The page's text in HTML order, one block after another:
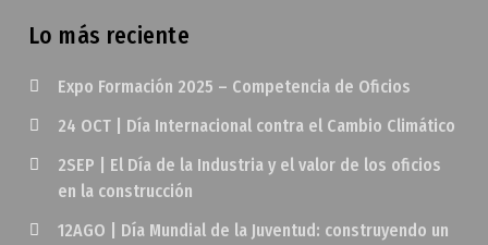
Lo más reciente
Expo Formación 2025 – Competencia de Oficios
24 OCT | Día Internacional contra el Cambio Climático
2SEP | El Día de la Industria y el valor de los oficios
en la construcción
12AGO | Día Mundial de la Juventud: construyendo un